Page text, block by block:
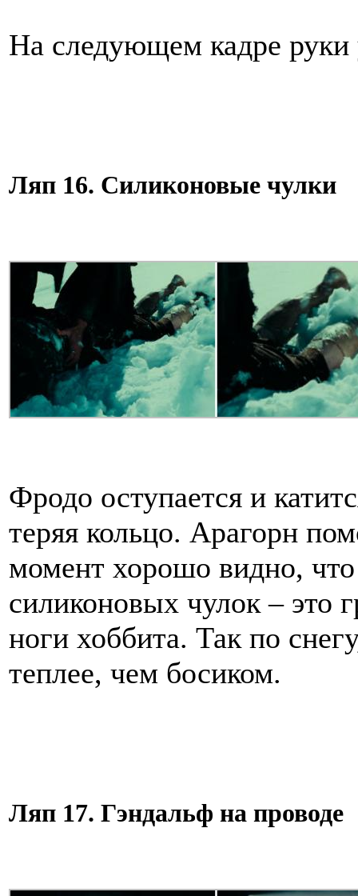
На следующем кадре руки
Ляп 16. Силиконовые чулки
Фродо оступается и
теряя кольцо. Арагорн
момент хорошо видно,
силиконовых чулок – это
ноги хоббита. Так по
теплее, чем босиком.
Ляп 17. Гэндальф на проводе